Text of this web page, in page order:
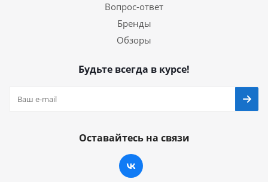
Вопрос-ответ
Бренды
Обзоры
Будьте всегда в курсе!
Оставайтесь на связи